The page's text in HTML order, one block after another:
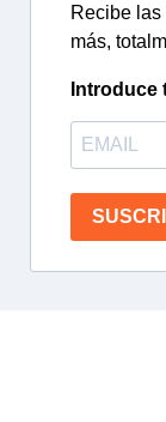
Recibe
más,
Introduce